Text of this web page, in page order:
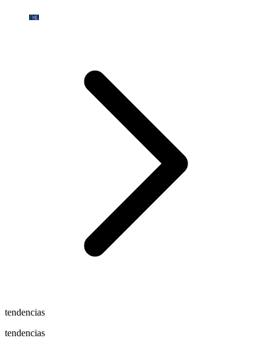
tendencias
tendencias